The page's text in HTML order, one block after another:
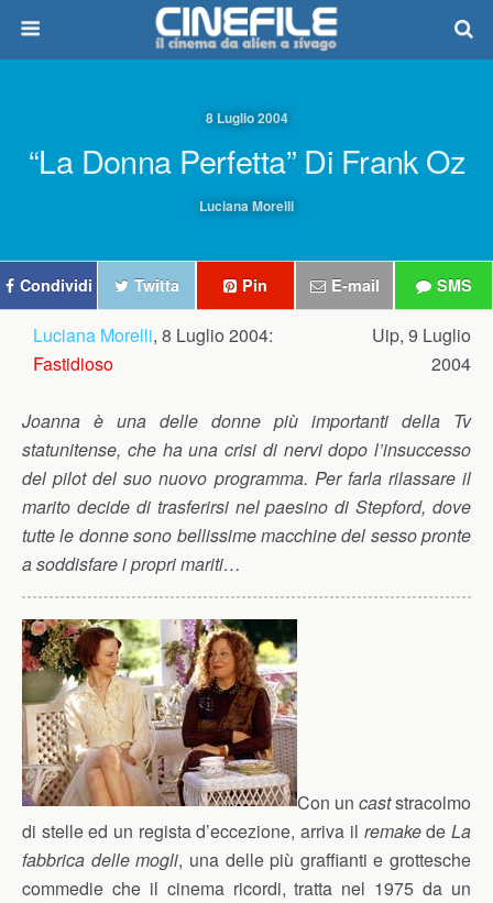
8 Luglio 2004
“La Donna Perfetta” Di Frank Oz
Luciana Morelli
Condividi Twitta Pin E-mail SMS
Luciana Morelli, 8 Luglio 2004:
Fastidioso
Uip, 9 Luglio
2004
Joanna è una delle donne più importanti della Tv
statunitense, che ha una crisi di nervi dopo l’insuccesso
del pilot del suo nuovo programma. Per farla rilassare il
marito decide di trasferirsi nel paesino di Stepford, dove
tutte le donne sono bellissime macchine del sesso pronte
a soddisfare i propri mariti…
Con un caststracolmo
di stelle ed un regista d’eccezione, arriva il remakedeLa
fabbrica delle mogli, una delle più graffianti e grottesche
commedie che il cinema ricordi, tratta nel 1975 da un